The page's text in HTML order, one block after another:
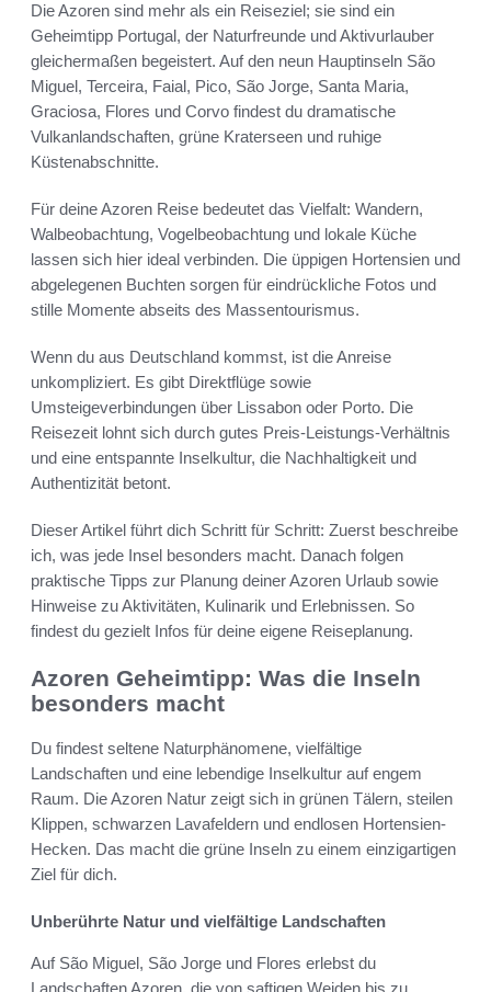
Die Azoren sind mehr als ein Reiseziel; sie sind ein
Geheimtipp Portugal, der Naturfreunde und Aktivurlauber
gleichermaßen begeistert. Auf den neun Hauptinseln São
Miguel, Terceira, Faial, Pico, São Jorge, Santa Maria,
Graciosa, Flores und Corvo findest du dramatische
Vulkanlandschaften, grüne Kraterseen und ruhige
Küstenabschnitte.
Für deine Azoren Reise bedeutet das Vielfalt: Wandern,
Walbeobachtung, Vogelbeobachtung und lokale Küche
lassen sich hier ideal verbinden. Die üppigen Hortensien und
abgelegenen Buchten sorgen für eindrückliche Fotos und
stille Momente abseits des Massentourismus.
Wenn du aus Deutschland kommst, ist die Anreise
unkompliziert. Es gibt Direktflüge sowie
Umsteigeverbindungen über Lissabon oder Porto. Die
Reisezeit lohnt sich durch gutes Preis-Leistungs-Verhältnis
und eine entspannte Inselkultur, die Nachhaltigkeit und
Authentizität betont.
Dieser Artikel führt dich Schritt für Schritt: Zuerst beschreibe
ich, was jede Insel besonders macht. Danach folgen
praktische Tipps zur Planung deiner Azoren Urlaub sowie
Hinweise zu Aktivitäten, Kulinarik und Erlebnissen. So
findest du gezielt Infos für deine eigene Reiseplanung.
Azoren Geheimtipp: Was die Inseln
besonders macht
Du findest seltene Naturphänomene, vielfältige
Landschaften und eine lebendige Inselkultur auf engem
Raum. Die Azoren Natur zeigt sich in grünen Tälern, steilen
Klippen, schwarzen Lavafeldern und endlosen Hortensien-
Hecken. Das macht die grüne Inseln zu einem einzigartigen
Ziel für dich.
Unberührte Natur und vielfältige Landschaften
Auf São Miguel, São Jorge und Flores erlebst du
Landschaften Azoren, die von saftigen Weiden bis zu